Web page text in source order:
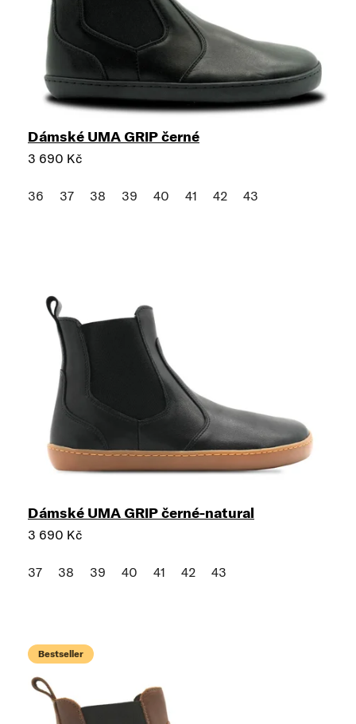
Dámské UMA GRIP černé
3 690 Kč
36 37 38 39 40 41 42 43
Dámské UMA GRIP černé-natural
3 690 Kč
37 38 39 40 41 42 43
Bestseller